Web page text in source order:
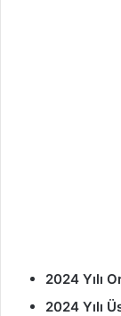
2024 Yılı
2024 Yılı